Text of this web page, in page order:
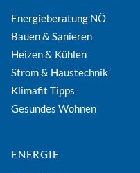
Energieberatung NÖ
Bauen & Sanieren
Heizen & Kühlen
Strom & Haustechnik
Klimafit Tipps
Gesundes Wohnen
ENERGIE